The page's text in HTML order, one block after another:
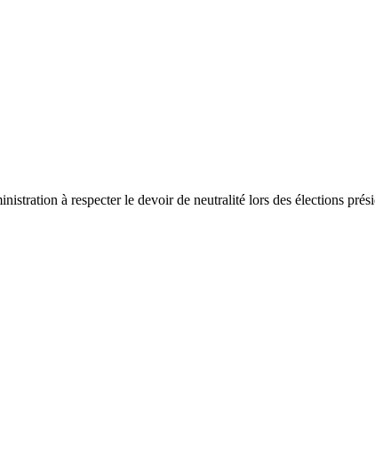
à respecter le devoir de neutralité lors des élections